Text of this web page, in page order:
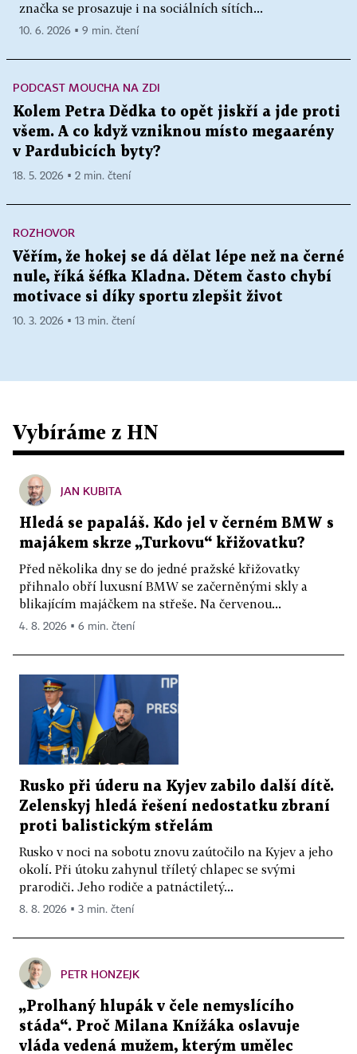
značka se prosazuje i na sociálních sítích...
10. 6. 2026 ▪ 9 min. čtení
PODCAST MOUCHA NA ZDI
Kolem Petra Dědka to opět jiskří a jde proti
všem. A co když vzniknou místo megaarény
v Pardubicích byty?
18. 5. 2026 ▪ 2 min. čtení
ROZHOVOR
Věřím, že hokej se dá dělat lépe než na černé
nule, říká šéfka Kladna. Dětem často chybí
motivace si díky sportu zlepšit život
10. 3. 2026 ▪ 13 min. čtení
Vybíráme z HN
JAN KUBITA
Hledá se papaláš. Kdo jel v černém BMW s
majákem skrze „Turkovu“ křižovatku?
Před několika dny se do jedné pražské křižovatky
přihnalo obří luxusní BMW se začerněnými skly a
blikajícím majáčkem na střeše. Na červenou...
4. 8. 2026 ▪ 6 min. čtení
Rusko při úderu na Kyjev zabilo další dítě.
Zelenskyj hledá řešení nedostatku zbraní
proti balistickým střelám
Rusko v noci na sobotu znovu zaútočilo na Kyjev a jeho
okolí. Při útoku zahynul tříletý chlapec se svými
prarodiči. Jeho rodiče a patnáctiletý...
8. 8. 2026 ▪ 3 min. čtení
PETR HONZEJK
„Prolhaný hlupák v čele nemyslícího
stáda“. Proč Milana Knížáka oslavuje
vláda vedená mužem, kterým umělec